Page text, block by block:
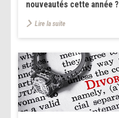
nouveautés cette année ?
Lire la suite